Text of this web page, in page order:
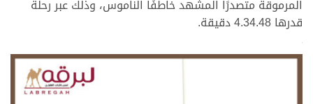
المرموقة متصدرًا المشهد خاطفًا الناموس، وذلك عبر رحلة
قدرها 4.34.48 دقيقة.